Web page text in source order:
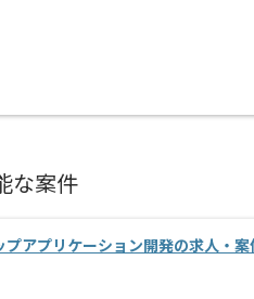
な案件
プアプリケーション開発の求人・案